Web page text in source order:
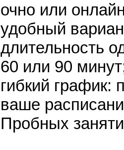
очно или
удобный
длительность
60 или 90
гибкий график:
ваше
Пробных